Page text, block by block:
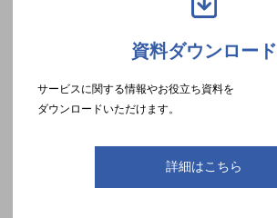
資料ダウンロード
サービスに関する情報やお役立ち資料を
ダウンロードいただけます。
詳細はこちら